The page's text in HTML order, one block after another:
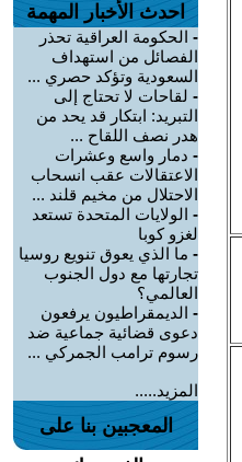
احدث الأخبار المهمة
- الحكومة العراقية تحذر
الفصائل من استهداف
السعودية وتؤكد حصري ...
- لقاحات لا تحتاج إلى
التبريد: ابتكار قد يحد من
هدر نصف اللقاح ...
- دمار واسع وعشرات
الاعتقالات عقب انسحاب
الاحتلال من مخيم قلند ...
- الولايات المتحدة تستعد
لغزو كوبا
- ما الذي يعوق تنويع روسيا
تجارتها مع دول الجنوب
العالمي؟
- الديمقراطيون يرفعون
دعوى قضائية جماعية ضد
رسوم ترامب الجمركي ...
المزيد.....
المعجبين بنا على